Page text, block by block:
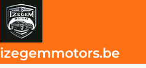
izegemmotors.be